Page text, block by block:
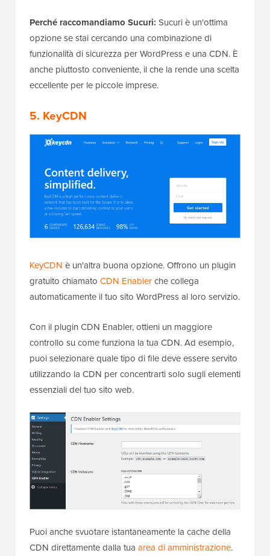
Perché raccomandiamo Sucuri: Sucuri è un'ottima
opzione se stai cercando una combinazione di
funzionalità di sicurezza per WordPress e una CDN. È
anche piuttosto conveniente, il che la rende una scelta
eccellente per le piccole imprese.
5. KeyCDN
KeyCDN è un'altra buona opzione. Offrono un plugin
gratuito chiamato CDN Enablerche collega
automaticamente il tuo sito WordPress al loro servizio.
Con il plugin CDN Enabler, ottieni un maggiore
controllo su come funziona la tua CDN. Ad esempio,
puoi selezionare quale tipo di file deve essere servito
utilizzando la CDN per concentrarti solo sugli elementi
essenziali del tuo sito web.
Puoi anche svuotare istantaneamente la cache della
CDN direttamente dalla tua area di amministrazione.